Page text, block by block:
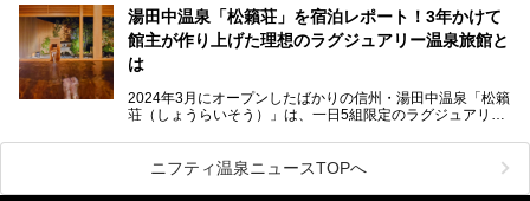
昼神温泉では、朝市などの観光スポットや、信州名物のおや
きを楽しめるグルメスポットなど、観光を楽しむにはぴった
りの場所が豊富にあります。
この記事では、昼神温泉での滞在を充実させる宿泊施設や日
帰り温泉、見どころ満載の観光・グルメスポットに加え、ア
クセス方法も順に紹介します。
湯田中温泉「松籟荘」を宿泊レポート！3年かけて
館主が作り上げた理想のラグジュアリー温泉旅館と
は
2024年3月にオープンしたばかりの信州・湯田中温泉「松籟
荘（しょうらいそう）」は、一日5組限定のラグジュアリー
ライベートに楽しめる非日常感が味わえます。また宿泊者は
道向かいの「よろづや」の大浴場「桃山風呂」や共同浴場の
「湯田中大湯」も利用ができます。
ニフティ温泉ニュースTOPへ